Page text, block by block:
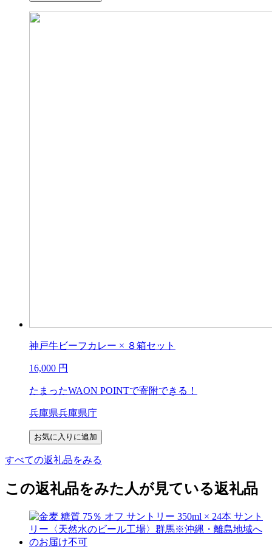
神戸牛ビーフカレー × ８箱セット
16,000 円
たまったWAON POINTで寄附できる！
兵庫県兵庫県庁
お気に入りに追加
すべての返礼品をみる
この返礼品をみた人が見ている返礼品